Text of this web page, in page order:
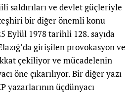
saldırıları ve devlet güçleriyle
bir diğer önemli konu
Eylül 1978 tarihli 128. sayıda
girişilen provokasyon ve
çekiliyor ve mücadelenin
öne çıkarılıyor. Bir diğer yazı
yazarlarının üçdünyacı